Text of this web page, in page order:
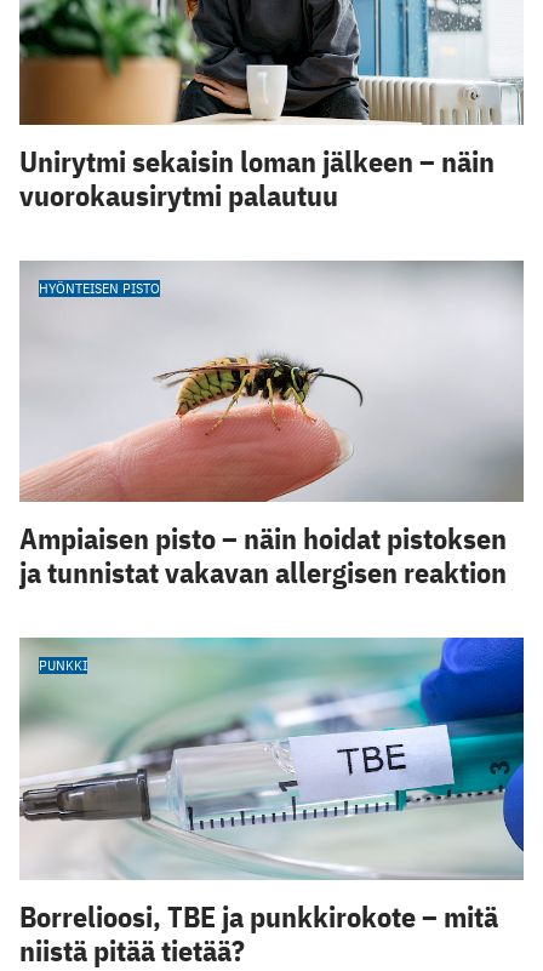
Unirytmi sekaisin loman jälkeen – näin
vuorokausirytmi palautuu
HYÖNTEISEN PISTO
Ampiaisen pisto – näin hoidat pistoksen
ja tunnistat vakavan allergisen reaktion
PUNKKI
Borrelioosi, TBE ja punkkirokote – mitä
niistä pitää tietää?